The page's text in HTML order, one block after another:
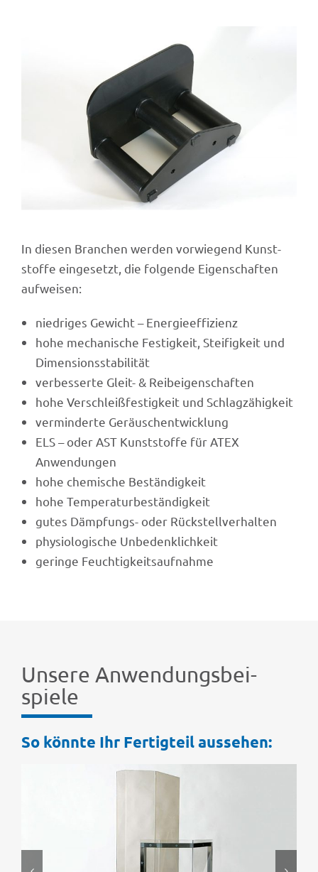
In diesen Bran­chen werden vorwie­gend Kunst­
stoffe einge­setzt, die folgende Eigen­schaf­ten
aufweisen:
nied­ri­ges Gewicht – Energieeffizienz
hohe mecha­ni­sche Festig­keit, Stei­fig­keit und
Dimensionsstabilität
verbes­serte Gleit- & Reibeigenschaften
hohe Verschleiß­fes­tig­keit und Schlagzähigkeit
vermin­derte Geräuschentwicklung
ELS – oder AST Kunst­stoffe für ATEX
Anwendungen
hohe chemi­sche Beständigkeit
hohe Tempe­ra­tur­be­stän­dig­keit
gutes Dämp­fungs- oder Rückstellverhalten
physio­lo­gi­sche Unbedenklichkeit
geringe Feuch­tig­keits­auf­nahme
Unsere Anwen­dungs­bei­
spiele
So könnte Ihr Fertig­teil aussehen: